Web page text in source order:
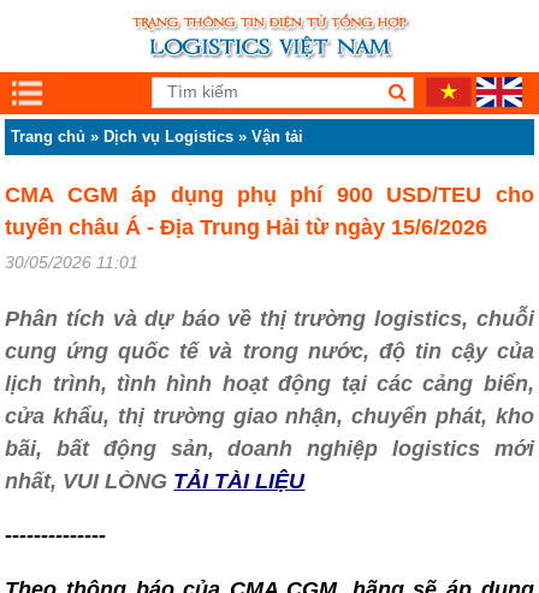
Trang chủ » Dịch vụ Logistics »Vận tải
CMA CGM áp dụng phụ phí 900 USD/TEU cho
tuyến châu Á - Địa Trung Hải từ ngày 15/6/2026
30/05/2026 11:01
Phân tích và dự báo về thị trường logistics, chuỗi
cung ứng quốc tế và trong nước, độ tin cậy của
lịch trình, tình hình hoạt động tại các cảng biển,
cửa khẩu, thị trường giao nhận, chuyển phát, kho
bãi, bất động sản, doanh nghiệp logistics mới
nhất, VUI LÒNG TẢI TÀI LIỆU
--------------